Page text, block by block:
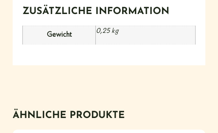
ZUSÄTZLICHE INFORMATION
Gewicht
0,25 kg
ÄHNLICHE PRODUKTE